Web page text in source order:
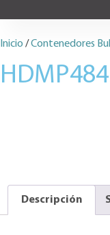
Inicio /Contenedores
Descripción